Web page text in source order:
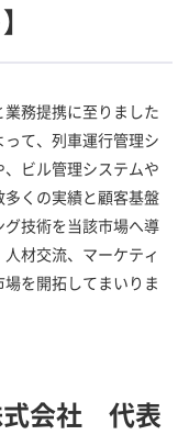
業務提携に至りました
て、列車運行管理シ
ビル管理システムや
くの実績と顧客基盤
技術を当該市場へ導
材交流、マーケティ
を開拓してまいりま
式会社 代表